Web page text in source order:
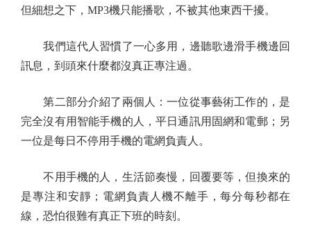
但細想之下，MP3機只能播歌，不被其他東西干擾。
我們這代人習慣了一心多用，邊聽歌邊滑手機邊回
訊息，到頭來什麼都沒真正專注過。
第二部分介紹了兩個人：一位從事藝術工作的，是
完全沒有用智能手機的人，平日通訊用固網和電郵；另
一位是每日不停用手機的電網負責人。
不用手機的人，生活節奏慢，回覆要等，但換來的
是專注和安靜；電網負責人機不離手，每分每秒都在
線，恐怕很難有真正下班的時刻。